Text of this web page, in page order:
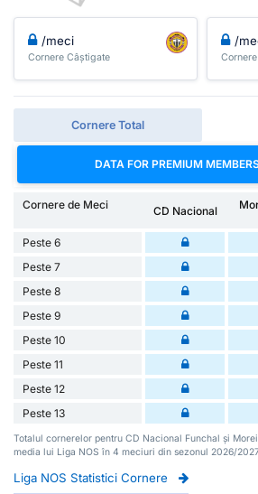
/meci
Cornere Câștigate
/
Cornere Total
DATA FOR PREMIUM
Cornere de Meci CD Nacional
Peste 6
Peste 7
Peste 8
Peste 9
Peste 10
Peste 11
Peste 12
Peste 13
Totalul cornerelor pentru CD Nacional Funchal și
media lui Liga NOS în 4 meciuri din sezonul 2026/
Liga NOS Statistici Cornere